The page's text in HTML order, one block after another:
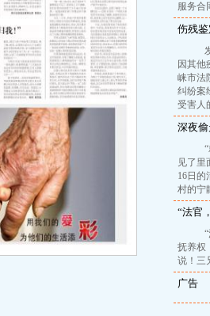
服务合
伤残
发
因其他
崃市法
纠纷案
受害人
深夜
“就
见了里
16日的
村的
“法官
“法
抚养
说！三
广告